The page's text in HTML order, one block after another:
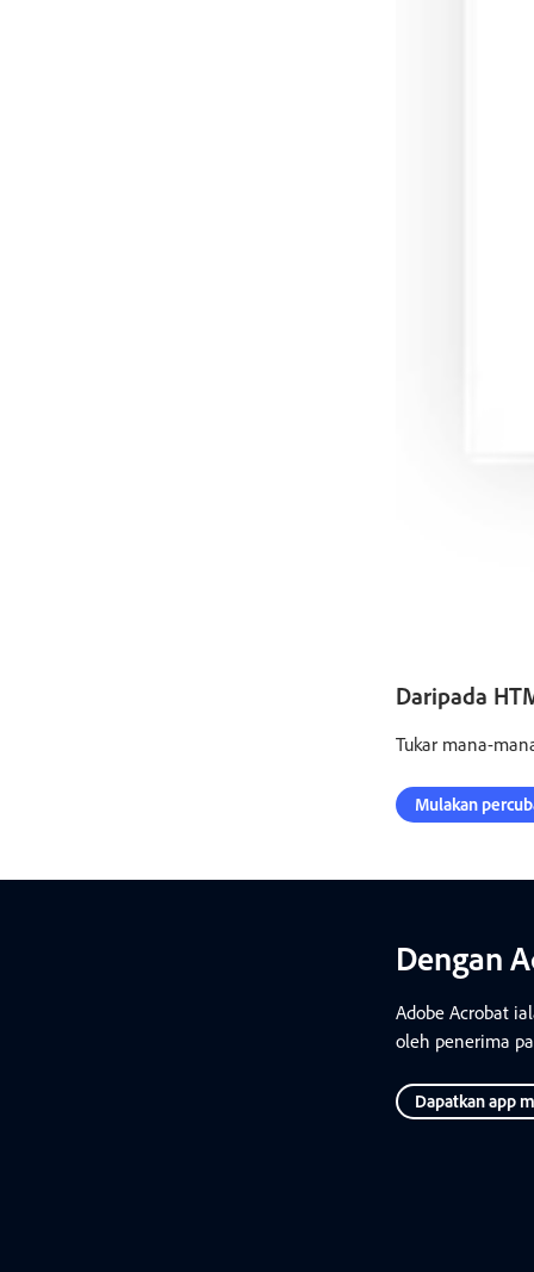
Daripada
Tukar mana-
Mulakan
Dengan
Adobe Acrobat
oleh penerima
Dapatkan app